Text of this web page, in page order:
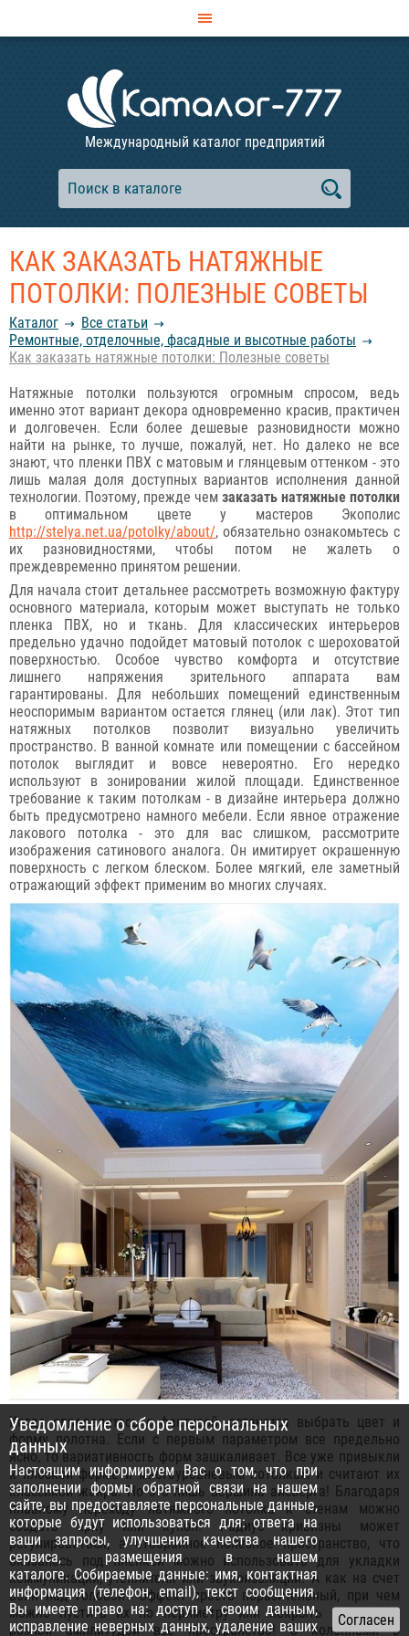
Международный каталог предприятий
КАК ЗАКАЗАТЬ НАТЯЖНЫЕ
ПОТОЛКИ: ПОЛЕЗНЫЕ СОВЕТЫ
Каталог
Все статьи
Ремонтные, отделочные, фасадные и высотные работы
Как заказать натяжные потолки: Полезные советы
Натяжные потолки пользуются огромным спросом, ведь
именно этот вариант декора одновременно красив, практичен
и долговечен. Если более дешевые разновидности можно
найти на рынке, то лучше, пожалуй, нет. Но далеко не все
знают, что пленки ПВХ с матовым и глянцевым оттенком - это
лишь малая доля доступных вариантов исполнения данной
технологии. Поэтому, прежде чем заказать натяжные потолки
в оптимальном цвете у мастеров Экополис
http://stelya.net.ua/potolky/about/, обязательно ознакомьтесь с
их разновидностями, чтобы потом не жалеть о
преждевременно принятом решении.
Для начала стоит детальнее рассмотреть возможную фактуру
основного материала, которым может выступать не только
пленка ПВХ, но и ткань. Для классических интерьеров
предельно удачно подойдет матовый потолок с шероховатой
поверхностью. Особое чувство комфорта и отсутствие
лишнего напряжения зрительного аппарата вам
гарантированы. Для небольших помещений единственным
неоспоримым вариантом остается глянец (или лак). Этот тип
натяжных потолков позволит визуально увеличить
пространство. В ванной комнате или помещении с бассейном
потолок выглядит и вовсе невероятно. Его нередко
используют в зонировании жилой площади. Единственное
требование к таким потолкам - в дизайне интерьера должно
быть предусмотрено намного мебели. Если явное отражение
лакового потолка - это для вас слишком, рассмотрите
изображения сатинового аналога. Он имитирует окрашенную
поверхность с легком блеском. Более мягкий, еле заметный
отражающий эффект применим во многих случаях.
Когда определитесь с фактурой, останется выбрать цвет и
форму полотна. Если с первым параметром все предельно
ясно, то вариативность форм зашкаливает. Все уже привыкли
к плоской форме и многоуровневым потолкам и считают их
классикой жанра. Но это лишь вершина айсберга! Благодаря
плавному переходу натяжного потолка к стенам можно
создать арку или купол! Радиус кривизны может
регулироваться, а отобранное полезное пространство, что
оказалось под пленкой можно использовать для укладки
коммуникаций, утеплителя или звукоизоляции. А как на счет
волн над головой? Эффект просто поразительный, при чем
можно пустить их по периметру или покрыть волнами с
разной амплитудой все пространство! С колоннами в
Уведомление о сборе персональных
данных
Настоящим информируем Вас о том, что при
заполнении формы обратной связи на нашем
сайте, вы предоставляете персональные данные,
которые будут использоваться для: ответа на
ваши запросы, улучшения качества нашего
сервиса, размещения в нашем
каталоге. Собираемые данные: имя, контактная
информация (телефон, email), текст сообщения.
Вы имеете право на: доступ к своим данным,
исправление неверных данных, удаление ваших